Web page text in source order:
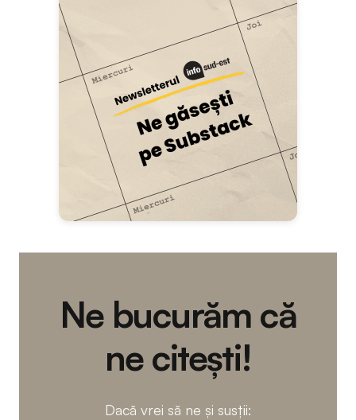
Ne bucurăm că
ne citești!
Dacă vrei să ne și susții: